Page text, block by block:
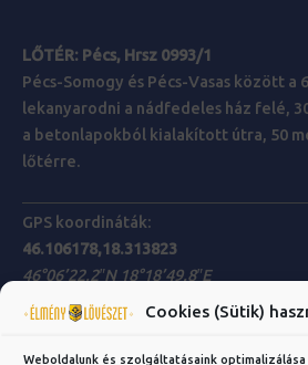
Cookies (Sütik)
Weboldalunk és szolgáltatásaink
LŐTÉR: Pécs, Hrsz 0993/1
Pécs-Somogy és Pécs-Vasas között a
lekanyarodni a nádfedeles ház felé,
a betonlapokból kialakított útra, 50
lőtérre.
GPS koordináták:
46.106178,18.313823
46°06’22.2″N 18°18’49.8″E